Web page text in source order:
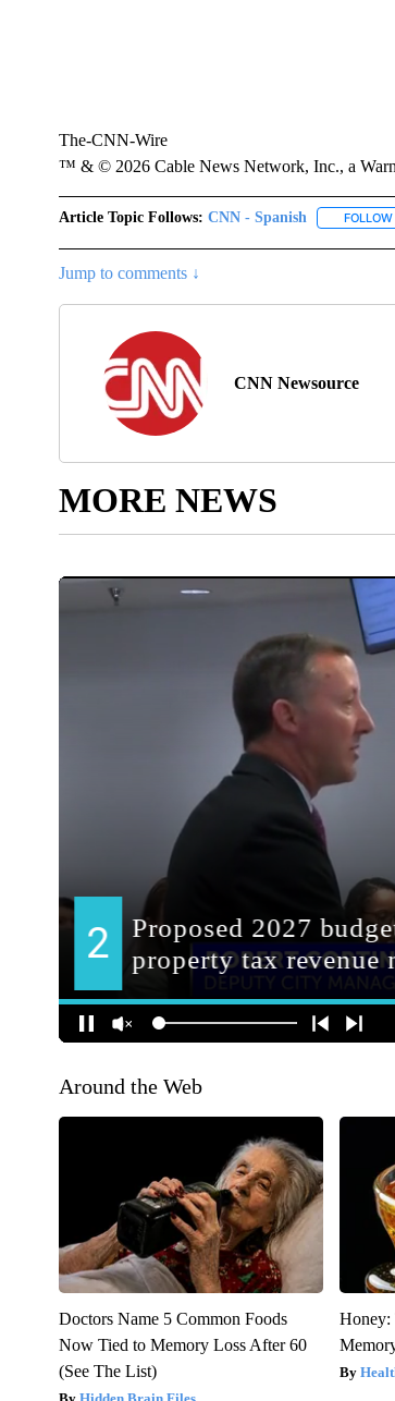
The-CNN-Wire
™ & © 2026 Cable News Network, Inc., a
Article Topic Follows: CNN - Spanish FOLLOW
Jump to comments ↓
CNN Newsource
MORE NEWS
Around the Web
Doctors Name 5 Common Foods
Now Tied to Memory Loss After 60
(See The List)
Honey: